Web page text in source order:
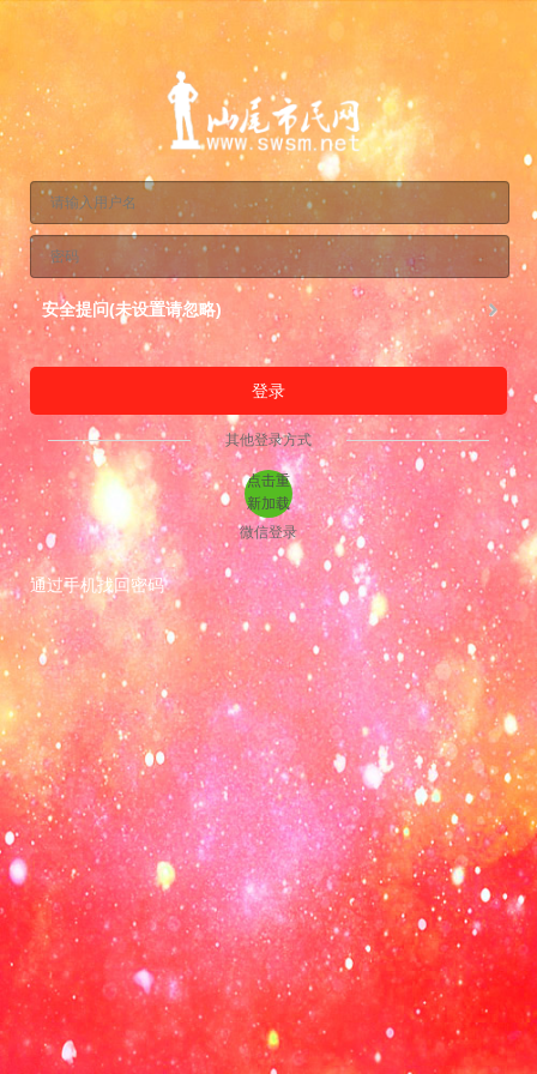
安全提问(未设置请忽略)
登录
其他登录方式
点击重
新加载
微信登录
通过手机找回密码